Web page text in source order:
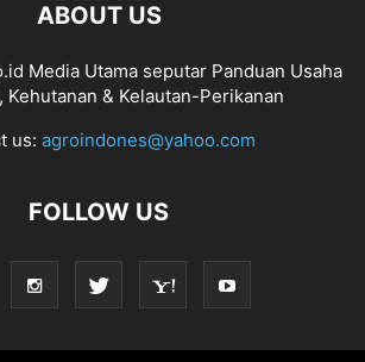
ABOUT US
Media Utama seputar Panduan Usaha
Kehutanan & Kelautan-Perikanan
us: agroindones@yahoo.com
FOLLOW US